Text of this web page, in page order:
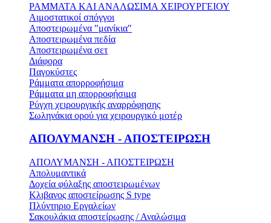
ΡΑΜΜΑΤΑ ΚΑΙ ΑΝΑΛΩΣΙΜΑ ΧΕΙΡΟΥΡΓΕΙΟΥ
Αιμοστατικοί σπόγγοι
Αποστειρωμένα "μανίκια"
Αποστειρωμένα πεδία
Αποστειρωμένα σετ
Διάφορα
Παγοκύστες
Ράμματα απορροφήσιμα
Ράμματα μη απορροφήσιμα
Ρύγχη χειρουργικής αναρρόφησης
Σωληνάκια ορού για χειρουργικό μοτέρ
ΑΠΟΛΥΜΑΝΣΗ - ΑΠΟΣΤΕΙΡΩΣΗ
ΑΠΟΛΥΜΑΝΣΗ - ΑΠΟΣΤΕΙΡΩΣΗ
Απολυμαντικά
Δοχεία φύλαξης αποστειρωμένων
Κλιβανος αποστείρωσης S type
Πλύντηριο Εργαλείων
Σακουλάκια αποστείρωσης / Αναλώσιμα